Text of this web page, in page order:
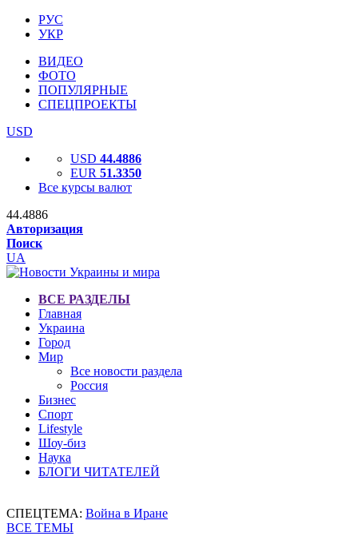
РУС
УКР
ВИДЕО
ФОТО
ПОПУЛЯРНЫЕ
СПЕЦПРОЕКТЫ
USD
USD 44.4886
EUR 51.3350
Все курсы валют
44.4886
Авторизация
Поиск
UA
ВСЕ РАЗДЕЛЫ
Главная
Украина
Город
Мир
Все новости раздела
Россия
Бизнес
Спорт
Lifestyle
Шоу-биз
Наука
БЛОГИ ЧИТАТЕЛЕЙ
СПЕЦТЕМА: Война в Иране
ВСЕ ТЕМЫ